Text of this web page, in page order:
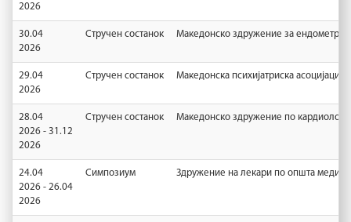
2026
30.04
2026
Стручен состанок Македонско здружение за
29.04
2026
Стручен состанок Македонска психијатриска асоцијација
28.04
2026 - 31.12
2026
Стручен состанок Mакедонско здружение по
24.04
2026 - 26.04
2026
Симпозиум Здружение на лекари по општа